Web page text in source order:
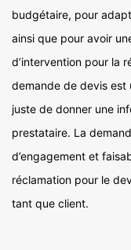
budgétaire, pour
ainsi que pour avoir
d’intervention pour la
demande de devis est
juste de donner une
prestataire. La
d’engagement et
réclamation pour le
tant que client.